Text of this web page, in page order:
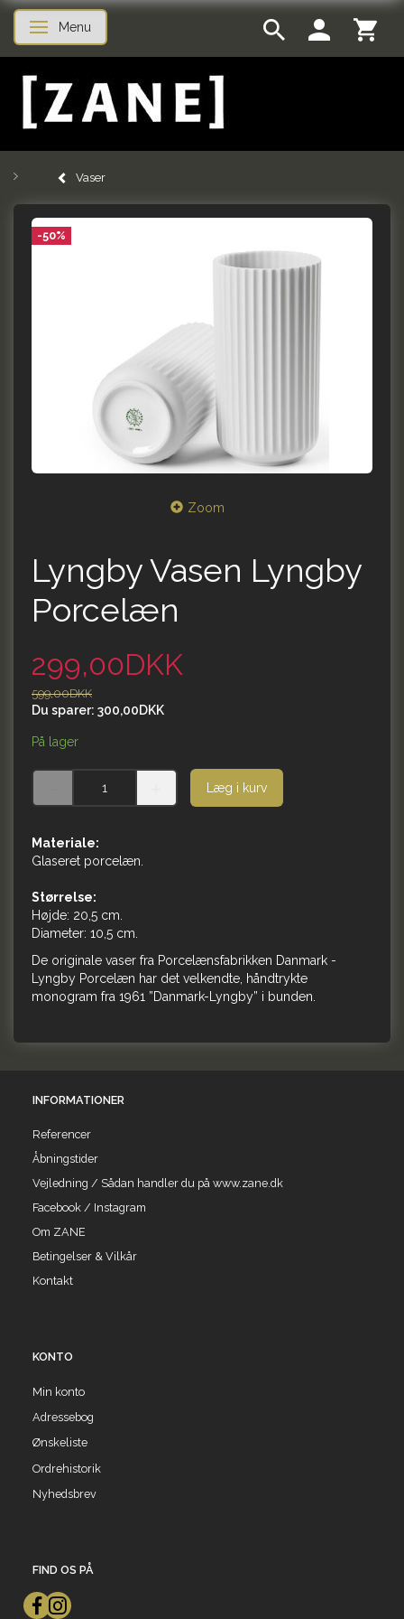
Skifte navigation
Menu
Vaser
-50%
Zoom
Lyngby Vasen Lyngby
Porcelæn
299,00DKK
599,00DKK
Du sparer: 300,00DKK
På lager
Læg i kurv
Materiale:
Glaseret porcelæn.
Størrelse:
Højde: 20,5 cm.
Diameter: 10,5 cm.
De originale vaser fra Porcelænsfabrikken Danmark -
Lyngby Porcelæn har det velkendte, håndtrykte
monogram fra 1961 ”Danmark-Lyngby” i bunden.
INFORMATIONER
Referencer
Åbningstider
Vejledning / Sådan handler du på www.zane.dk
Facebook / Instagram
Om ZANE
Betingelser & Vilkår
Kontakt
KONTO
Min konto
Adressebog
Ønskeliste
Ordrehistorik
Nyhedsbrev
FIND OS PÅ